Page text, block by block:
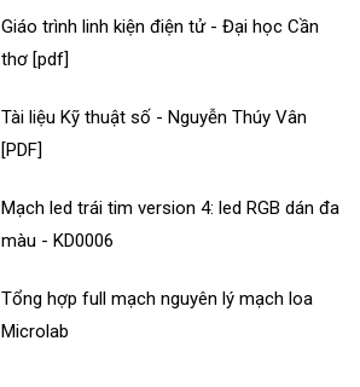
Giáo trình linh kiện điện tử - Đại học Cần
thơ [pdf]
Tài liệu Kỹ thuật số - Nguyễn Thúy Vân
[PDF]
Mạch led trái tim version 4: led RGB dán đa
màu - KD0006
Tổng hợp full mạch nguyên lý mạch loa
Microlab